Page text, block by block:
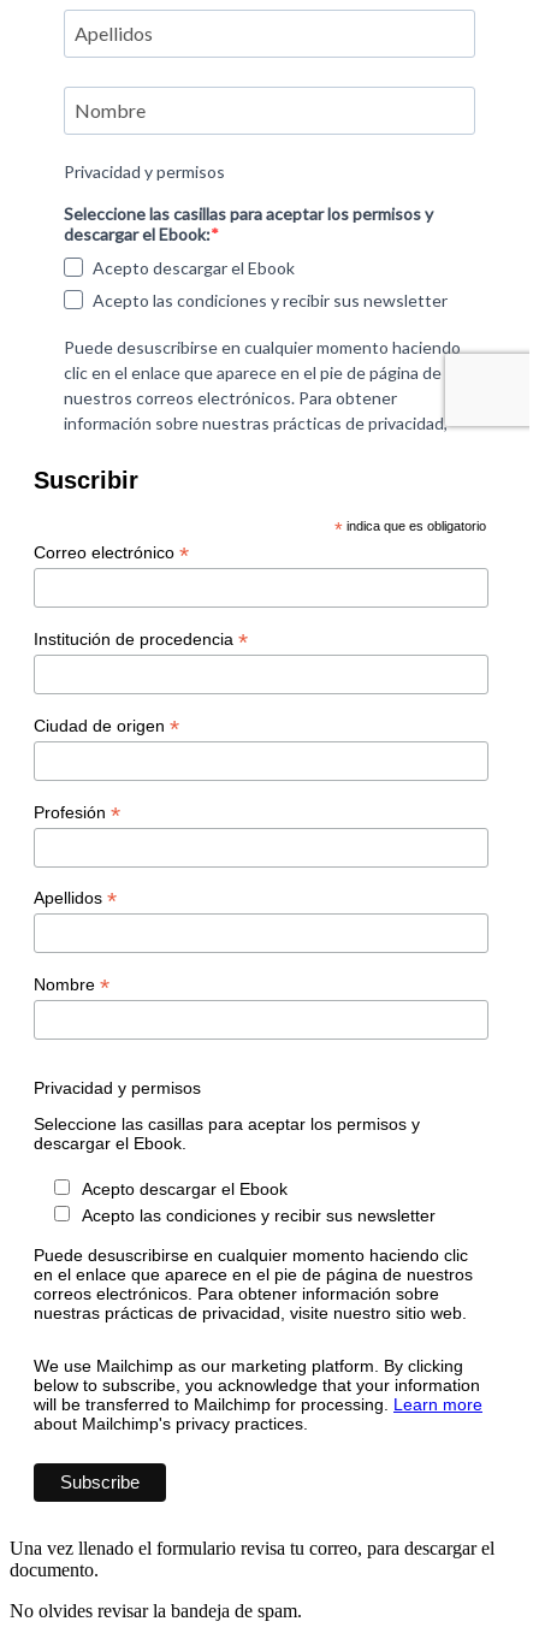
Suscribir
* indica que es obligatorio
Correo electrónico *
Institución de procedencia *
Ciudad de origen *
Profesión *
Apellidos *
Nombre *
Privacidad y permisos
Seleccione las casillas para aceptar los permisos y
descargar el Ebook.
Acepto descargar el Ebook
Acepto las condiciones y recibir sus newsletter
Puede desuscribirse en cualquier momento haciendo clic
en el enlace que aparece en el pie de página de nuestros
correos electrónicos. Para obtener información sobre
nuestras prácticas de privacidad, visite nuestro sitio web.
We use Mailchimp as our marketing platform. By clicking
below to subscribe, you acknowledge that your information
will be transferred to Mailchimp for processing. Learn more
about Mailchimp's privacy practices.
Una vez llenado el formulario revisa tu correo, para descargar el
documento.
No olvides revisar la bandeja de spam.